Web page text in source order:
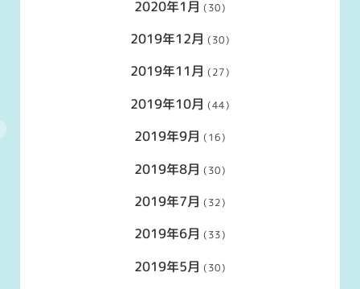
2020年1月 (30)
2019年12月 (30)
2019年11月 (27)
2019年10月 (44)
2019年9月 (16)
2019年8月 (30)
2019年7月 (32)
2019年6月 (33)
2019年5月 (30)